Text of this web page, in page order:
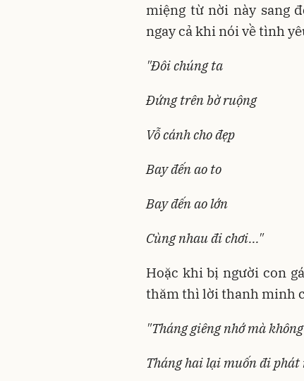
miệng từ nời này sang
ngay cả khi nói về tình
"Đôi chúng ta
Đứng trên bờ ruộng
Vỗ cánh cho đẹp
Bay đến ao to
Bay đến ao lớn
Cùng nhau đi chơi..."
Hoặc khi bị người con
thăm thì lời thanh minh
"Tháng giêng nhớ mà
Tháng hai lại muốn đi phát